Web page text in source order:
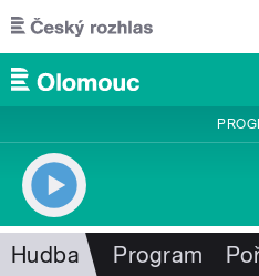
Přejít k hlavnímu obsahu
Hudba Program